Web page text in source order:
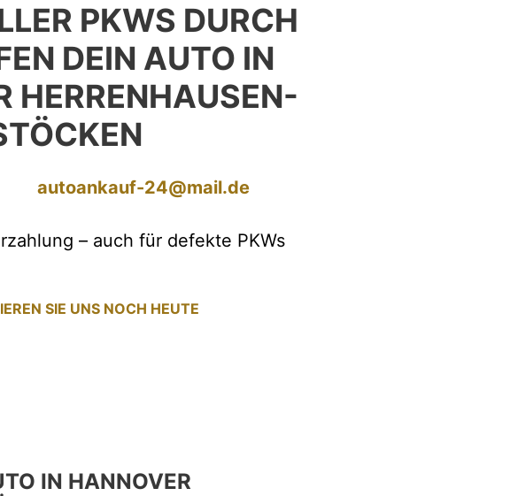
PKWS DURCH
DEIN AUTO IN
HERRENHAUSEN-
autoankauf-24@mail.de
– auch für defekte PKWs
SIE UNS NOCH HEUTE
IN HANNOVER